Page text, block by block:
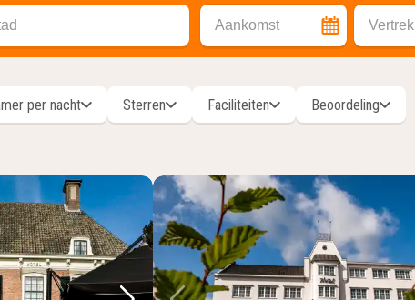
Aankomst Vertrek
per nacht Sterren Faciliteiten Beoordeling